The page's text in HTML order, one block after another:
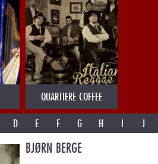
QUARTIERE COFFEE
D E F G H I J
BJØRN BERGE